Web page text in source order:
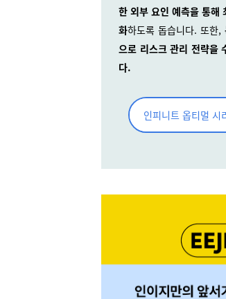
한 외부 요인 예측을 통해
화하도록 돕습니다. 또한,
으로 리스크 관리 전략을
다.
인피니트 옵티멀 시